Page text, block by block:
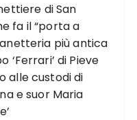
di San
fa il “porta a
più antica
‘Ferrari’ di Pieve
alle custodi di
e suor Maria